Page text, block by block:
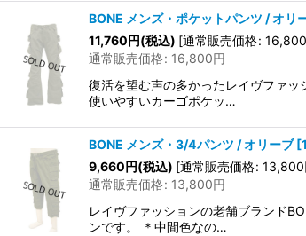
BONE メンズ・ポケットパンツ / オリ
11,760円(税込) [通常販売価格: 16,800
通常販売価格: 16,800円
復活を望む声の多かったレイヴファ
使いやすいカーゴポケッ…
BONE メンズ・3/4パンツ / オリーブ [
9,660円(税込) [通常販売価格: 13,800
通常販売価格: 13,800円
レイヴファッションの老舗ブランド
ンです。 ＊中間色なの…